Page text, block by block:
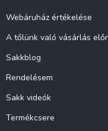
Webáruház értékelése
A tőlünk való vásárlás
Sakkblog
Rendelésem
Sakk videók
Termékcsere